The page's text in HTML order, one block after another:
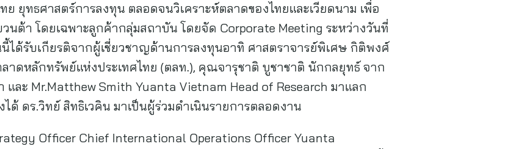
ยุทธศาสตร์การลงทุน ตลอดจนวิเคราะห์ตลาดของไทยและเวียดนาม เพื่อ
ต้า โดยเฉพาะลูกค้ากลุ่มสถาบัน โดยจัด Corporate Meeting ระหว่างวันที่
ได้รับเกียรติจากผู้เชี่ยวชาญด้านการลงทุนอาทิ ศาสตราจารย์พิเศษ กิติพงศ์
ดหลักทรัพย์แห่งประเทศไทย (ตลท.), คุณจารุชาติ บูชาชาติ นักกลยุทธ์ จาก
ละ Mr.Matthew Smith Yuanta Vietnam Head of Research มาแลก
ด้ ดร.วิทย์ สิทธิเวคิน มาเป็นผู้ร่วมดำเนินรายการตลอดงาน
Officer Chief International Operations Officer Yuanta